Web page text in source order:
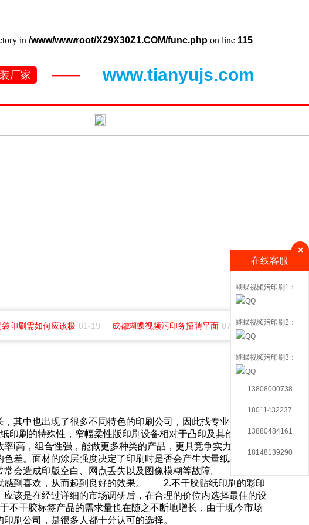
in /www/wwwroot/X29X30Z1.COM/func.php on line 115
厂家 —— www.tianyujs.com
印刷需如何应该极 01-19 成都蝴蝶视频污印务招聘平面 07-01 成都纺织高等
其中也出现了很多不同特色的印刷公司，因此找专业公司印刷
刷的特殊性，窄幅柔性版印刷设备相对于凸印及其他类型的
率i高，组合性强，能做更多种类的产品，更具竞争实力。
差。面材的涂层强度决定了印刷时是否会产生大量纸粉，也是
会造成印版空白、网点丢失以及图像模糊等故障。 1.它应
感到喜欢，从而起到良好的效果。 2.不干胶贴纸印刷的彩印
该是在经过详细的市场调研后，在合理的价位内选择最佳的设
干胶标签产品的需求量也在随之不断地增长，由于现今市场
刷公司，是很多人都十分认可的选择。
在线客服
×
蝴蝶视频污印刷1：
蝴蝶视频污印刷2：
蝴蝶视频污印刷3：
13808000738
18011432237
13880484161
18148139290